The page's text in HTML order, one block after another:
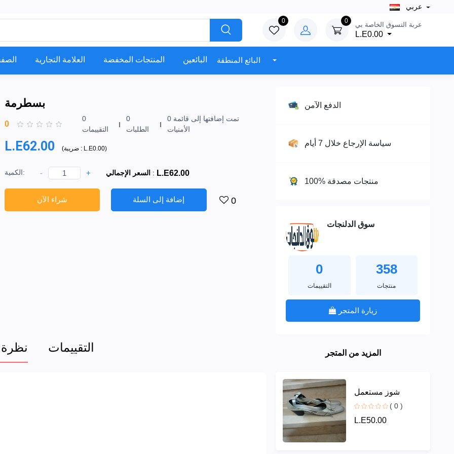
0 0 عربة التسوق الخاصة بي
L.E0.00
العلامة التجارية المنتجات المخفضة البائعين
بسطرمة
0
0
التقييمات
0
الطلبات
0 تمت إضافتها إلى قائمة
الأمنيات
L.E62.00 ( ضريبة : L.E0.00)
الكمية: - + السعر الإجمالي : L.E62.00
شراء الآن إضافة إلى السلة 0
التقييمات
الدفع الآمن
سياسة الإرجاع خلال 7 أيام
100% منتجات مصدقة
سوق الدلنجات
0
التقييمات
358
منتجات
زيارة المتجر
المزيد من المتجر
شوز مستعمل
( 0 )
L.E50.00